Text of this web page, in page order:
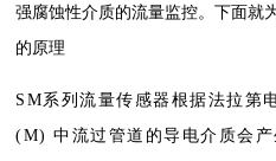
强腐蚀性介质的流量监控。下面就
的原理
SM系列流量传感器根据法拉第
(M) 中流过管道的导电介质会